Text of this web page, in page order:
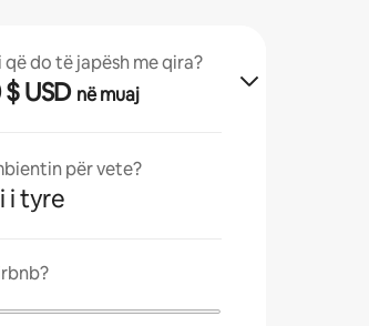
do të japësh me qira?
$ USD në muaj
për vete?
i tyre